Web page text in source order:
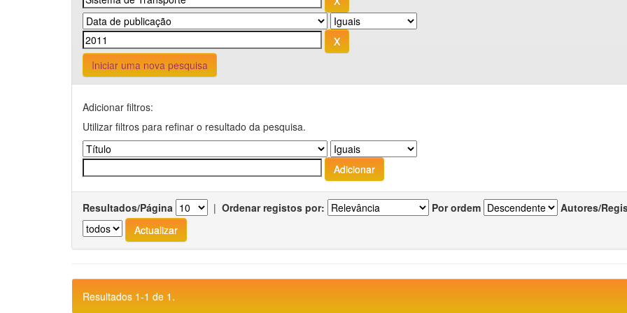
Iniciar uma nova pesquisa
Adicionar filtros:
Utilizar filtros para refinar o resultado da pesquisa.
Resultados/Página | Ordenar registos por: Por ordem Autores/
Resultados 1-1 de 1.